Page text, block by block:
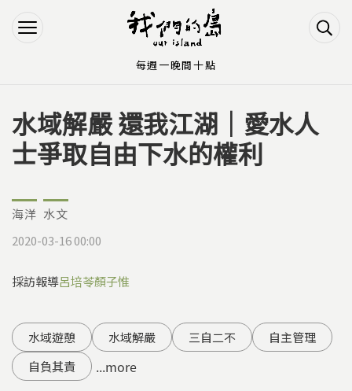
Jump to Navigation
Jump to Main content
您在這裡
水域解嚴 還我江湖｜愛水人
士爭取自由下水的權利
海洋 水文
2020-03-16 00:00
採訪報導呂培苓顏子惟
水域遊憩 水域解嚴 三自二不
自主管理
自負其責
...more
每週一晚間十點